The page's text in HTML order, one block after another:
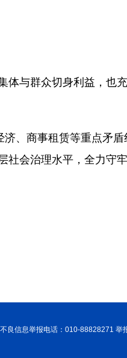
体与群众切身利益，也
、商事租赁等重点矛
社会治理水平，全力守
良信息举报电话：010-88828271 举